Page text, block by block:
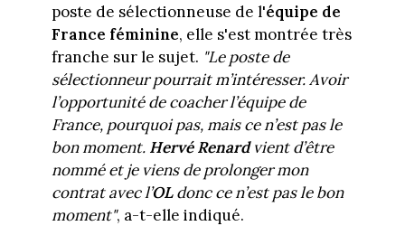
poste de sélectionneuse de l'équipe de
France féminine, elle s'est montrée très
franche sur le sujet. "Le poste de
sélectionneur pourrait m’intéresser. Avoir
l’opportunité de coacher l’équipe de
France, pourquoi pas, mais ce n’est pas le
bon moment. Hervé Renardvient d’être
nommé et je viens de prolonger mon
contrat avec l’OLdonc ce n’est pas le bon
moment", a-t-elle indiqué.